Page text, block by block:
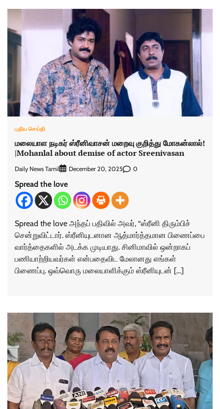
புதிய செய்தி
மலையாள நடிகர் ஸ்ரீனிவாசன் மறைவு குறித்து மோகன்லால்!
|Mohanlal about demise of actor Sreenivasan
Daily News Tamil December 20, 2025 0
Spread the love
Spread the love அந்தப் பதிவில் அவர், “ஸ்ரீனி திரும்பிச்
சென்றுவிட்டார். ஸ்ரீனியுடனான ஆத்மார்த்தமான பிணைப்பை
வார்த்தைகளில் அடக்க முடியாது. சினிமாவில் ஒன்றாகப்
பணியாற்றியவர்கள் என்பதைவிட மேலானது எங்கள்
பிணைப்பு. ஒவ்வொரு மலையாளிக்கும் ஸ்ரீனியுடன் […]